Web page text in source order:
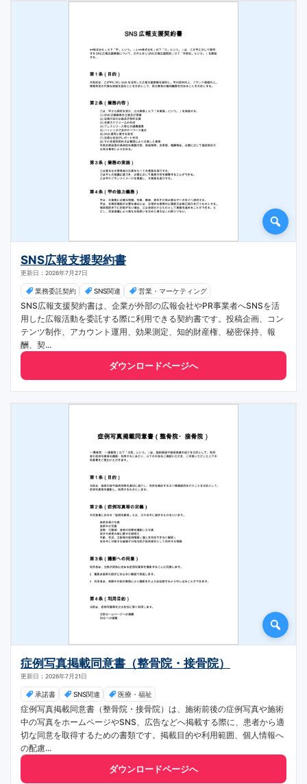
SNS広報支援契約書
更新日：2026年7月27日
業務委託契約 SNS関連 営業・マーケティング
SNS広報支援契約書は、企業が外部の広報会社やPR事業者へSNSを活
用した広報活動を委託する際に利用できる契約書です。投稿企画、コン
テンツ制作、アカウント運用、効果測定、知的財産権、秘密保持、報
酬、契...
ダウンロードページへ
症例写真掲載同意書（整骨院・接骨院）
更新日：2026年7月21日
承諾書 SNS関連 医療・福祉
症例写真掲載同意書（整骨院・接骨院）は、施術前後の症例写真や施術
中の写真をホームページやSNS、広告などへ掲載する際に、患者から適
切な同意を取得するための書類です。掲載目的や利用範囲、個人情報へ
の配慮...
ダウンロードページへ